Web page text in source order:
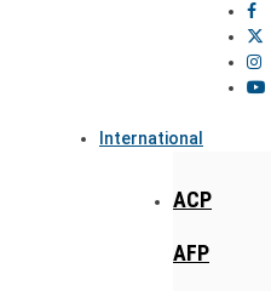
International
ACP
AFP